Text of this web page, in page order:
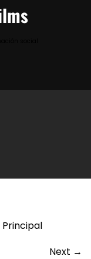
Principal
Next →